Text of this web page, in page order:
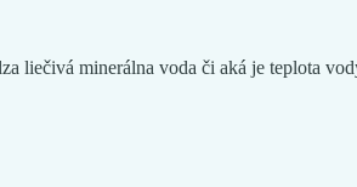
liečivá minerálna voda či aká je teplota